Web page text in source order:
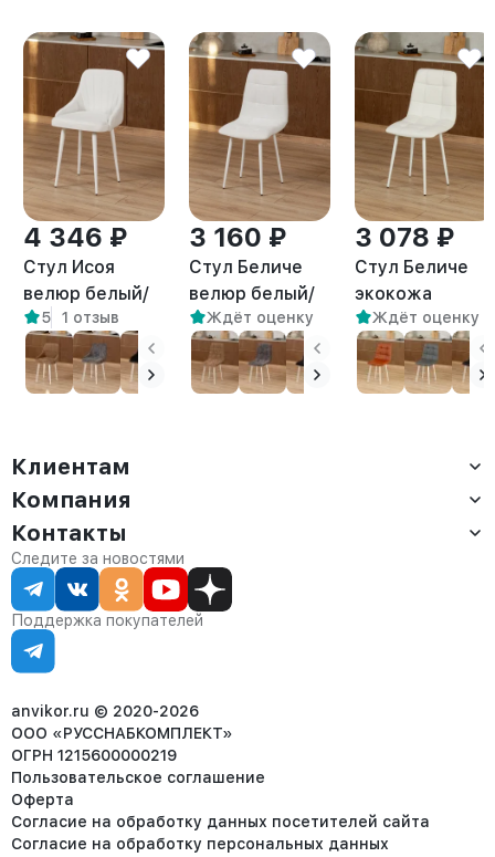
4 346 ₽
Стул Исоя
велюр белый/
белый
5 1 отзыв
3 160 ₽
Стул Беличе
велюр белый/
белый
Ждёт оценку
3 078 ₽
Стул Беличе
экокожа
белый/белый
Ждёт оценку
Клиентам
Доставка
Оплата
Сервис
Статус заказа
Статьи
Компания
О компании
Контакты
Партнёрам
Контакты
Отдел продаж:
8 (800) 234-22-62
corp@anvikor.ru
Ежедневно, с 7:00-19:00 (МСК)
Отдел рекламации:
8 (953) 455-25-61
Следите за новостями
Поддержка покупателей
anvikor.ru © 2020-2026
ООО «РУССНАБКОМПЛЕКТ»
ОГРН 1215600000219
Пользовательское соглашение
Оферта
Согласие на обработку данных посетителей сайта
Согласие на обработку персональных данных